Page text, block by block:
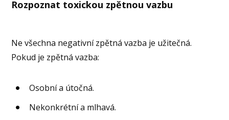
Rozpoznat toxickou zpětnou vazbu
Ne všechna negativní zpětná vazba je užitečná.
Pokud je zpětná vazba:
Osobní a útočná.
Nekonkrétní a mlhavá.